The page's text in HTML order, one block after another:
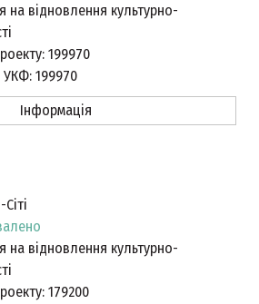
на відновлення культурно-
199970
УКФ: 199970
Інформація
на відновлення культурно-
179200